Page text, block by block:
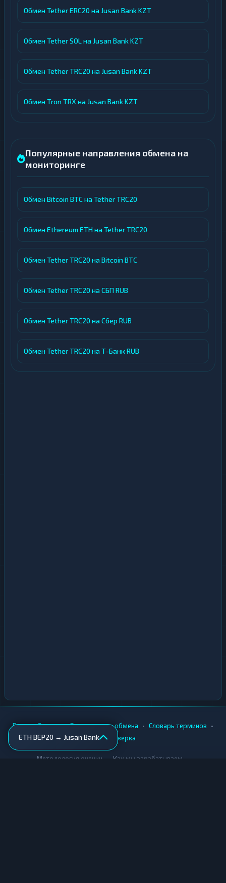
Обмен Tether ERC20 на Jusan Bank KZT
Обмен Tether SOL на Jusan Bank KZT
Обмен Tether TRC20 на Jusan Bank KZT
Обмен Tron TRX на Jusan Bank KZT
Популярные направления обмена на
мониторинге
Обмен Bitcoin BTC на Tether TRC20
Обмен Ethereum ETH на Tether TRC20
Обмен Tether TRC20 на Bitcoin BTC
Обмен Tether TRC20 на СБП RUB
Обмен Tether TRC20 на Сбер RUB
Обмен Tether TRC20 на Т-Банк RUB
ETH BEP20 → Jusan Bank
Вики • Города • Безопасность обмена • Словарь терминов •
AML-проверка
Методология оценки Как мы зарабатываем